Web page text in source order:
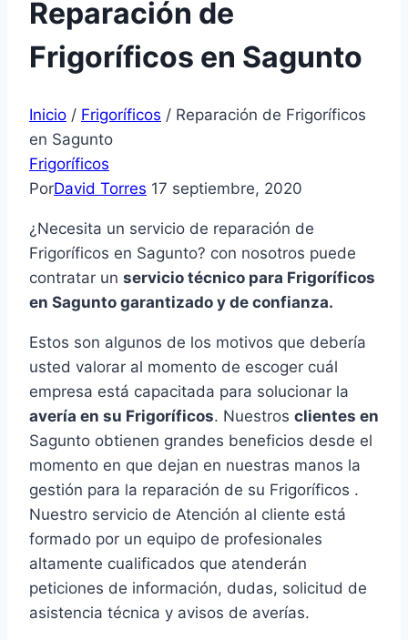
Reparación de
Frigoríficos en Sagunto
Inicio / Frigoríficos / Reparación de Frigoríficos
en Sagunto
Frigoríficos
PorDavid Torres 17 septiembre, 2020
¿Necesita un servicio de reparación de
Frigoríficos en Sagunto? con nosotros puede
contratar un servicio técnico para Frigoríficos
en Sagunto garantizado y de confianza.
Estos son algunos de los motivos que debería
usted valorar al momento de escoger cuál
empresa está capacitada para solucionar la
avería en su Frigoríficos. Nuestros clientes en
Sagunto obtienen grandes beneficios desde el
momento en que dejan en nuestras manos la
gestión para la reparación de su Frigoríficos .
Nuestro servicio de Atención al cliente está
formado por un equipo de profesionales
altamente cualificados que atenderán
peticiones de información, dudas, solicitud de
asistencia técnica y avisos de averías.